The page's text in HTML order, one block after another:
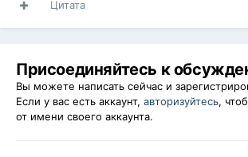
Цитата
Присоединяйтесь к
Вы можете написать сейчас и
Если у вас есть аккаунт, авторизуйтесь,
от имени своего аккаунта.